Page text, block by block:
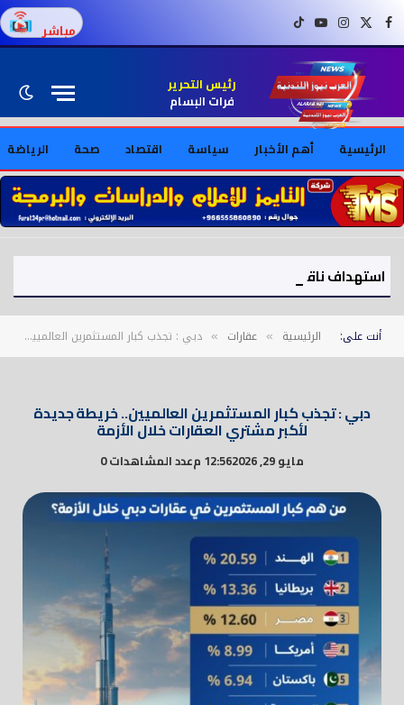
فيسبوكX (Twitter)
إنستغراميوتيوبتيك توك مباشر
رئيس التحرير
فرات البسام
الرئيسية أهم الأخبار سياسة اقتصاد صحة الرياضة
أنت على: الرئيسية » عقارات » دبي : تجذب كبار المستثمرين العالميين.. خريطة جديدة لأكبر مشتري العقارات خلال الأزمة
دبي : تجذب كبار المستثمرين العالميين.. خريطة جديدة
لأكبر مشتري العقارات خلال الأزمة
مايو 29, 2026 12:56 م عدد المشاهدات 0